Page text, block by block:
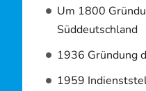
Um 1800
Süddeutschland
1936 Gründung
1959